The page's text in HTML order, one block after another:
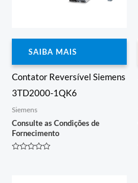
SAIBA MAIS
Contator Reversível Siemens
3TD2000-1QK6
Siemens
Consulte as Condições de
Fornecimento